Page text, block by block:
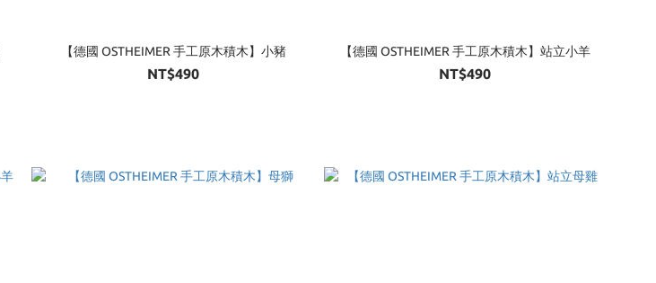
【德國 OSTHEIMER 手工原木積木】小豬
NT$490
【德國 OSTHEIMER 手工原木積木】站立小羊
NT$490